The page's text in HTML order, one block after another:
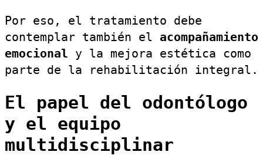
Por eso, el tratamiento debe
contemplar también el acompañamiento
emocional y la mejora estética como
parte de la rehabilitación integral.
El papel del odontólogo
y el equipo
multidisciplinar